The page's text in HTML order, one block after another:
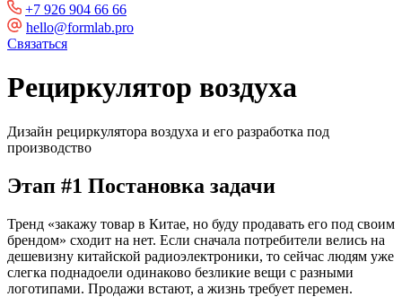
+7 926 904 66 66
hello@formlab.pro
Связаться
Рециркулятор воздуха
Дизайн рециркулятора воздуха и его разработка под
производство
Этап #1 Постановка задачи
Тренд «закажу товар в Китае, но буду продавать его под своим
брендом» сходит на нет. Если сначала потребители велись на
дешевизну китайской радиоэлектроники, то сейчас людям уже
слегка поднадоели одинаково безликие вещи с разными
логотипами. Продажи встают, а жизнь требует перемен.